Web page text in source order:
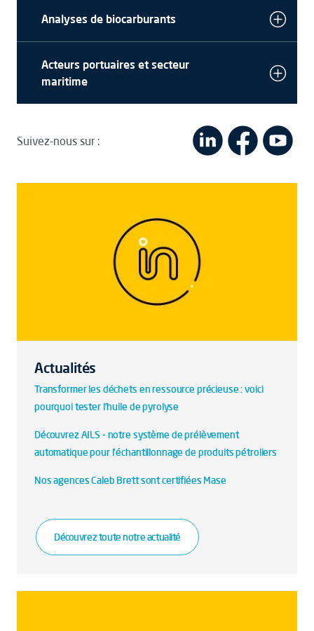
Analyses de biocarburants
Acteurs portuaires et secteur
maritime
Suivez-nous sur :
Actualités
Transformer les déchets en ressource précieuse : voici
pourquoi tester l'huile de pyrolyse
Découvrez AILS - notre système de prélèvement
automatique pour l’échantillonnage de produits pétroliers
Nos agences Caleb Brett sont certifiées Mase
Découvrez toute notre actualité